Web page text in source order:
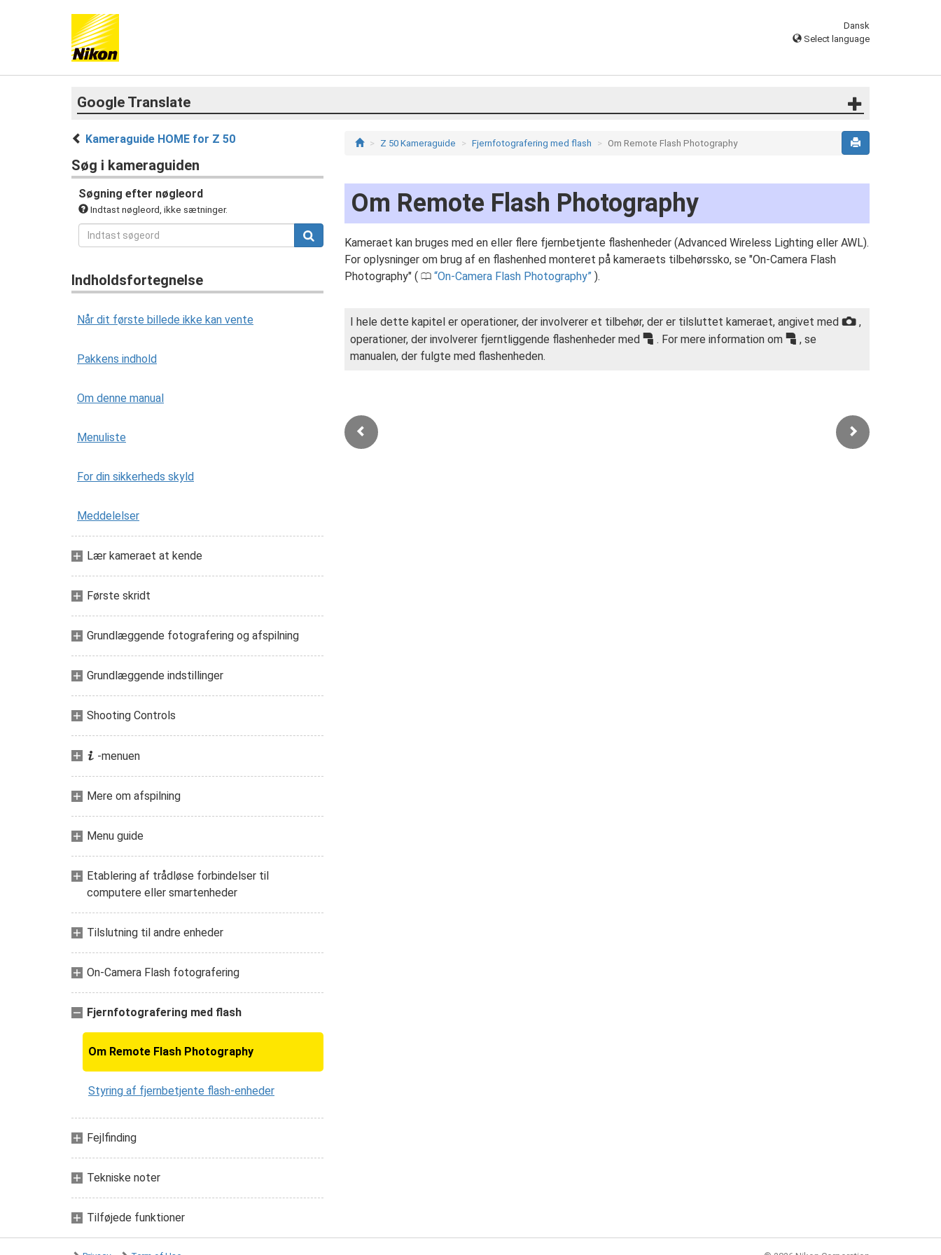
Dansk
Select language
Google Translate
Kameraguide HOME for Z 50
Søg i kameraguiden
Søgning efter nøgleord
Indtast nøgleord, ikke sætninger.
Indholdsfortegnelse
Når dit første billede ikke kan vente
Pakkens indhold
Om denne manual
Menuliste
For din sikkerheds skyld
Meddelelser
Lær kameraet at kende
Første skridt
Grundlæggende fotografering og afspilning
Grundlæggende indstillinger
Shooting Controls
i -menuen
Mere om afspilning
Menu guide
Etablering af trådløse forbindelser til
computere eller smartenheder
Tilslutning til andre enheder
On-Camera Flash fotografering
Fjernfotografering med flash
Om Remote Flash Photography
Styring af fjernbetjente flash-enheder
Fejlfinding
Tekniske noter
Tilføjede funktioner
Z 50 Kameraguide Fjernfotografering med flash Om Remote Flash Photography
Om Remote Flash Photography
Kameraet kan bruges med en eller flere fjernbetjente flashenheder (Advanced Wireless Lighting eller AWL).
For oplysninger om brug af en flashenhed monteret på kameraets tilbehørssko, se "On-Camera Flash
Photography" ( 0 On-Camera Flash Photography ).
I hele dette kapitel er operationer, der involverer et tilbehør, der er tilsluttet kameraet, angivet med C ,
operationer, der involverer fjerntliggende flashenheder med f . For mere information om f , se
manualen, der fulgte med flashenheden.